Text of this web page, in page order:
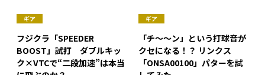
ギア
フジクラ「SPEEDER
BOOST」試打 ダブルキッ
ク×VTCで“二段加速”は本当
ギア
「チ〜〜ン」という打球音が
クセになる！？ リンクス
「ONSA00100」パターを試